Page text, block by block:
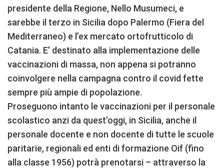
presidente della Regione, Nello Musumeci, e
sarebbe il terzo in Sicilia dopo Palermo (Fiera del
Mediterraneo) e l’ex mercato ortofrutticolo di
Catania. E’ destinato alla implementazione delle
vaccinazioni di massa, non appena si potranno
coinvolgere nella campagna contro il covid fette
sempre più ampie di popolazione.
Proseguono intanto le vaccinazioni per il personale
scolastico anzi da quest’oggi, in Sicilia, anche il
personale docente e non docente di tutte le scuole
paritarie, regionali ed enti di formazione Oif (fino
alla classe 1956) potrà prenotarsi – attraverso la